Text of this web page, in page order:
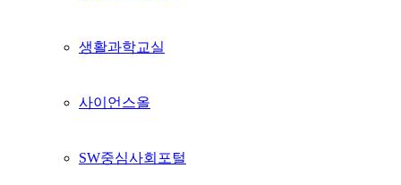
생활과학교실
사이언스올
SW중심사회포털